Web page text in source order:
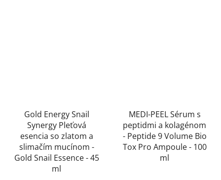
Gold Energy Snail
Synergy Pleťová
esencia so zlatom a
slimačím mucínom -
Gold Snail Essence - 45
ml
MEDI-PEEL Sérum s
peptidmi a kolagénom
- Peptide 9 Volume Bio
Tox Pro Ampoule - 100
ml